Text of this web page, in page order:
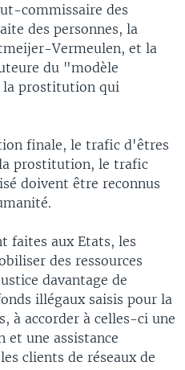
commissaire des
des personnes, la
Vermeulen, et la
du "modèle
prostitution qui
finale, le trafic d'êtres
prostitution, le trafic
doivent être reconnus
faites aux Etats, les
des ressources
davantage de
illégaux saisis pour la
à accorder à celles-ci une
et une assistance
clients de réseaux de